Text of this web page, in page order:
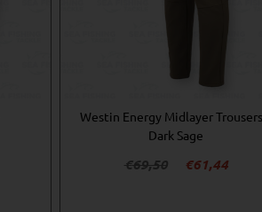
Westin Energy Midlayer
Dark Sage
€69,50
Det
€61,44Det